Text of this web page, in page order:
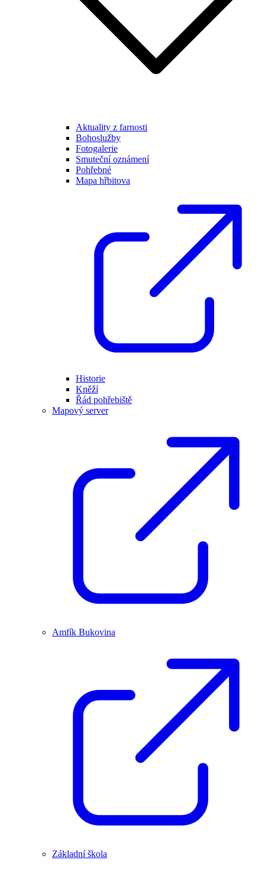
Aktuality z farnosti
Bohoslužby
Fotogalerie
Smuteční oznámení
Pohřebné
Mapa hřbitova
Historie
Kněží
Řád pohřebiště
Mapový server
Amfík Bukovina
Základní škola